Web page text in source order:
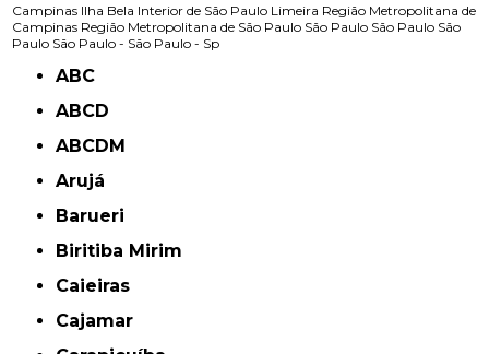
Campinas Ilha Bela Interior de São Paulo Limeira Região Metropolitana de
Campinas Região Metropolitana de São Paulo São Paulo São Paulo São
Paulo São Paulo - São Paulo - Sp
ABC
ABCD
ABCDM
Arujá
Barueri
Biritiba Mirim
Caieiras
Cajamar